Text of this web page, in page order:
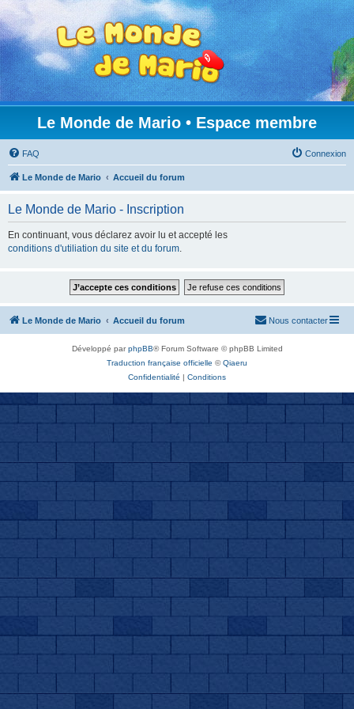
Le Monde de Mario • Espace membre
FAQ Connexion
Le Monde de Mario Accueil du forum
Le Monde de Mario - Inscription
En continuant, vous déclarez avoir lu et accepté les
conditions d'utiliation du site et du forum.
Le Monde de Mario Accueil du forum Nous contacter
Développé parphpBB® Forum Software © phpBB Limited
Traduction française officielle ©Qiaeru
Confidentialité | Conditions